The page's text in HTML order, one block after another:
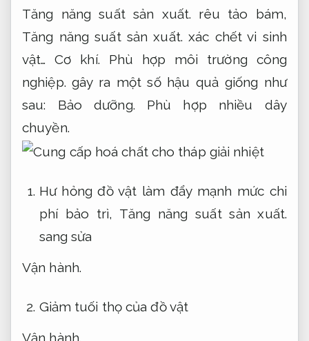
Tăng năng suất sản xuất. rêu tảo bám,
Tăng năng suất sản xuất. xác chết vi sinh
vật…Cơ khí.
Phù hợp môi trường công
nghiệp. gây ra một số hậu quả giống như
sau: Bảo dưỡng.
Phù hợp nhiều dây
chuyền.
Hư hỏng đồ vật làm đẩy mạnh mức chi
phí bảo trì, Tăng năng suất sản xuất.
sang sửa
Vận hành.
Giảm tuối thọ của đồ vật
Vận hành.